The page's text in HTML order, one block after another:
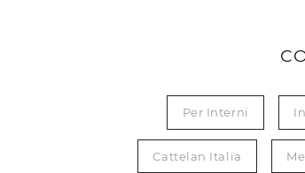
Per Interni
Cattelan Italia